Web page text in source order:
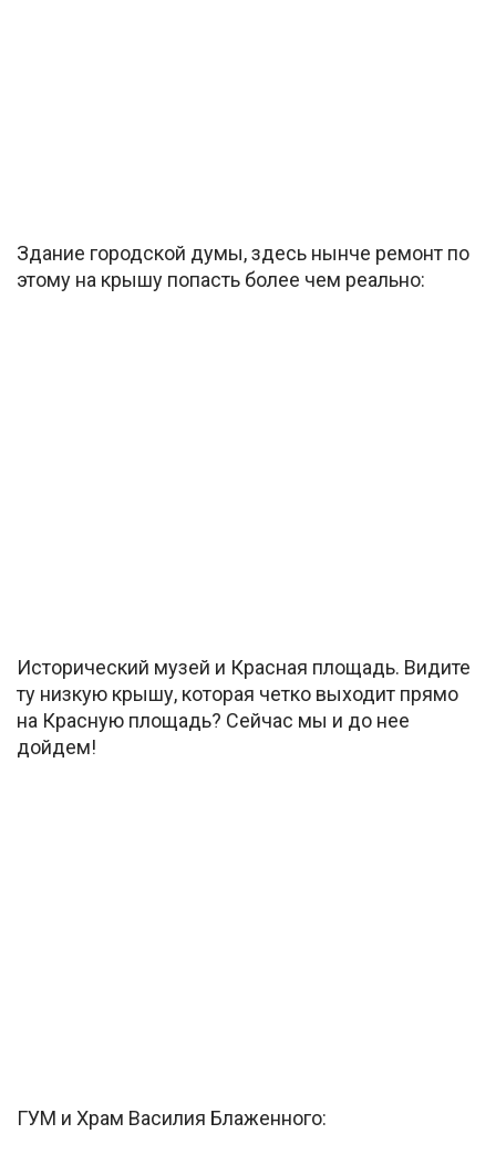
Здание городской думы, здесь нынче ремонт по
этому на крышу попасть более чем реально:
Исторический музей и Красная площадь. Видите
ту низкую крышу, которая четко выходит прямо
на Красную площадь? Сейчас мы и до нее
дойдем!
ГУМ и Храм Василия Блаженного: